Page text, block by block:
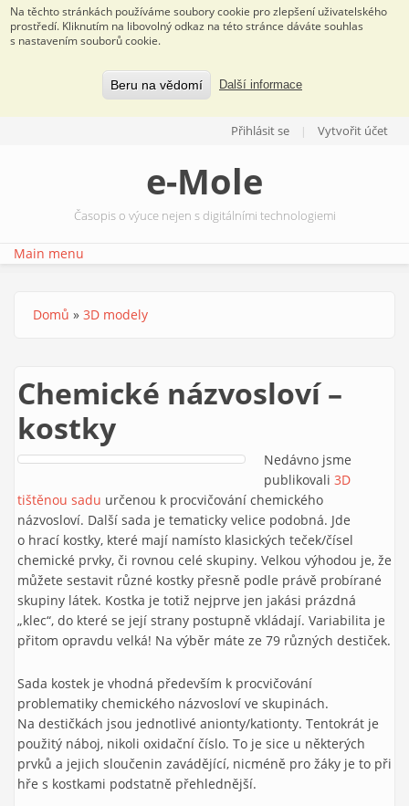
Na těchto stránkách používáme soubory cookie pro zlepšení uživatelského
prostředí. Kliknutím na libovolný odkaz na této stránce dáváte souhlas
s nastavením souborů cookie.
Beru na vědomí Další informace
Přihlásit se Vytvořit účet
e-Mole
Časopis o výuce nejen s digitálními technologiemi
Main menu
Jste zde
Domů » 3D modely
Chemické názvosloví –
kostky
Nedávno jsme
publikovali 3D
tištěnou sadu určenou k procvičování chemického
názvosloví. Další sada je tematicky velice podobná. Jde
o hrací kostky, které mají namísto klasických teček/čísel
chemické prvky, či rovnou celé skupiny. Velkou výhodou je, že
můžete sestavit různé kostky přesně podle právě probírané
skupiny látek. Kostka je totiž nejprve jen jakási prázdná
„klec“, do které se její strany postupně vkládají. Variabilita je
přitom opravdu velká! Na výběr máte ze 79 různých destiček.
Sada kostek je vhodná především k procvičování
problematiky chemického názvosloví ve skupinách.
Na destičkách jsou jednotlivé anionty/kationty. Tentokrát je
použitý náboj, nikoli oxidační číslo. To je sice u některých
prvků a jejich sloučenin zavádějící, nicméně pro žáky je to při
hře s kostkami podstatně přehlednější.